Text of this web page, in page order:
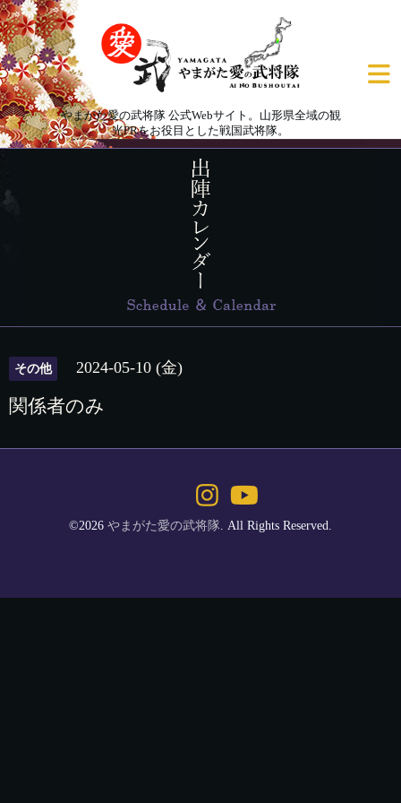
やまがた愛の武将隊 公式Webサイト。山形県全域の観
光PRをお役目とした戦国武将隊。
その他 2024-05-10 (金)
関係者のみ
©2026 やまがた愛の武将隊. All Rights Reserved.